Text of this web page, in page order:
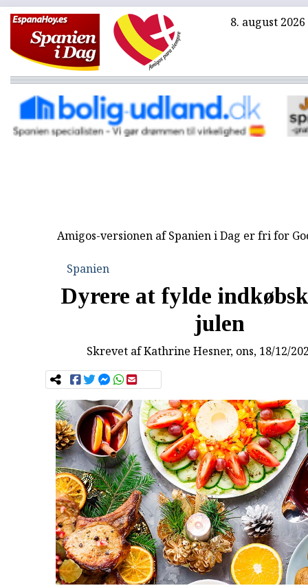
8. august 2026
Amigos-versionen af Spanien i Dag er fri for
Spanien
Dyrere at fylde
julen
Skrevet afKathrine Hesner, ons, 18/12/